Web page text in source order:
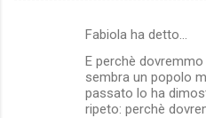
Fabiola ha detto…
E perchè
sembra un popolo
passato lo ha
ripeto: perchè